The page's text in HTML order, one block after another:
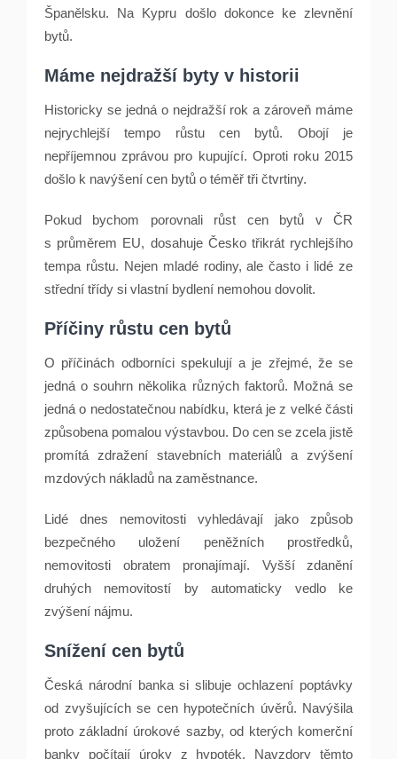
Španělsku. Na Kypru došlo dokonce ke zlevnění
bytů.
Máme nejdražší byty v historii
Historicky se jedná o nejdražší rok a zároveň máme
nejrychlejší tempo růstu cen bytů. Obojí je
nepříjemnou zprávou pro kupující. Oproti roku 2015
došlo k navýšení cen bytů o téměř tři čtvrtiny.
Pokud bychom porovnali růst cen bytů v ČR
s průměrem EU, dosahuje Česko třikrát rychlejšího
tempa růstu. Nejen mladé rodiny, ale často i lidé ze
střední třídy si vlastní bydlení nemohou dovolit.
Příčiny růstu cen bytů
O příčinách odborníci spekulují a je zřejmé, že se
jedná o souhrn několika různých faktorů. Možná se
jedná o nedostatečnou nabídku, která je z velké části
způsobena pomalou výstavbou. Do cen se zcela jistě
promítá zdražení stavebních materiálů a zvýšení
mzdových nákladů na zaměstnance.
Lidé dnes nemovitosti vyhledávají jako způsob
bezpečného uložení peněžních prostředků,
nemovitosti obratem pronajímají. Vyšší zdanění
druhých nemovitostí by automaticky vedlo ke
zvýšení nájmu.
Snížení cen bytů
Česká národní banka si slibuje ochlazení poptávky
od zvyšujících se cen hypotečních úvěrů. Navýšila
proto základní úrokové sazby, od kterých komerční
banky počítají úroky z hypoték. Navzdory těmto